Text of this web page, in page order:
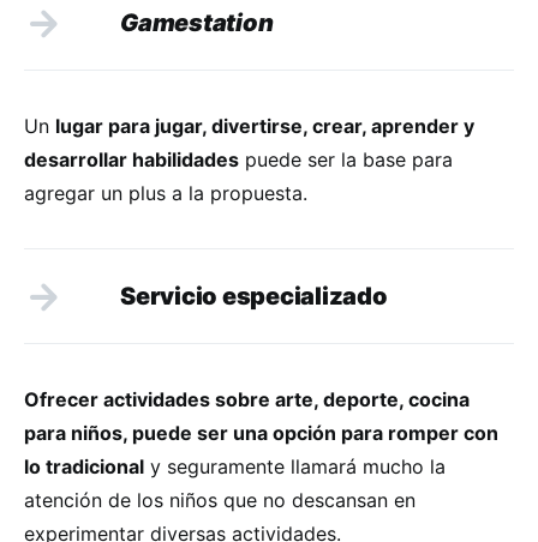
Gamestation
Un lugar para jugar, divertirse, crear, aprender y
desarrollar habilidades puede ser la base para
agregar un plus a la propuesta.
Servicio especializado
Ofrecer actividades sobre arte, deporte, cocina
para niños, puede ser una opción para romper con
lo tradicional y seguramente llamará mucho la
atención de los niños que no descansan en
experimentar diversas actividades.